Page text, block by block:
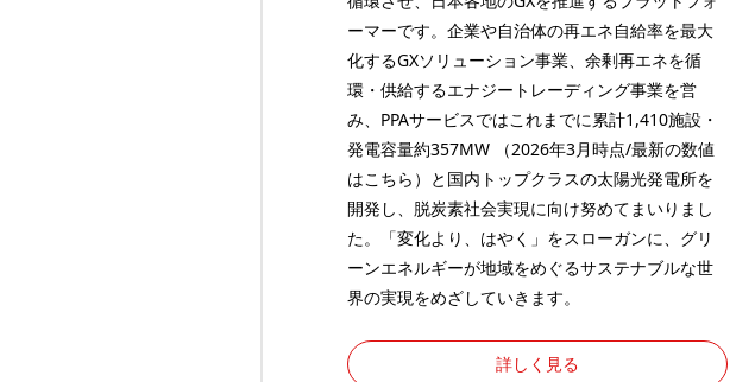
ーマーです。企業や自治体の再エネ自給率を最大
化するGXソリューション事業、余剰再エネを循
環・供給するエナジートレーディング事業を営
み、PPAサービスではこれまでに累計1,410施設・
発電容量約357MW （2026年3月時点/最新の数値
はこちら ）と国内トップクラスの太陽光発電所を
開発し、脱炭素社会実現に向け努めてまいりまし
た。「変化より、はやく」をスローガンに、グリ
ーンエネルギーが地域をめぐるサステナブルな世
界の実現をめざしていきます。
詳しく見る